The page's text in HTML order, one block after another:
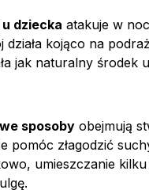
dziecka atakuje w
działa kojąco na
jak naturalny środek
sposoby obejmują
pomóc złagodzić
umieszczanie